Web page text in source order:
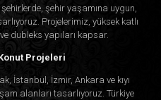
şehir yaşamına uygun,
Projelerimiz, yüksek katlı
dubleks yapıları kapsar.
Projeleri
İstanbul, İzmir, Ankara ve kıyı
alanları tasarlıyoruz. Türkiye